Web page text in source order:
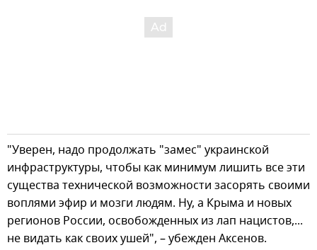
"Уверен, надо продолжать "замес" украинской
инфраструктуры, чтобы как минимум лишить все эти
существа технической возможности засорять своими
воплями эфир и мозги людям. Ну, а Крыма и новых
регионов России, освобожденных из лап нацистов,...
не видать как своих ушей", – убежден Аксенов.